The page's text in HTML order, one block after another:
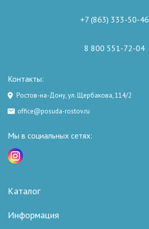
+7 (863) 333-50-46
8 800 551-72-04
Контакты:
Ростов-на-Дону, ул. Щербакова, 114/2
office@posuda-rostov.ru
Мы в социальных сетях:
Каталог
Информация